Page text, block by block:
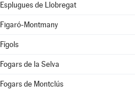
Esplugues de Llobregat
Figaró-Montmany
Fígols
Fogars de la Selva
Fogars de Montclús